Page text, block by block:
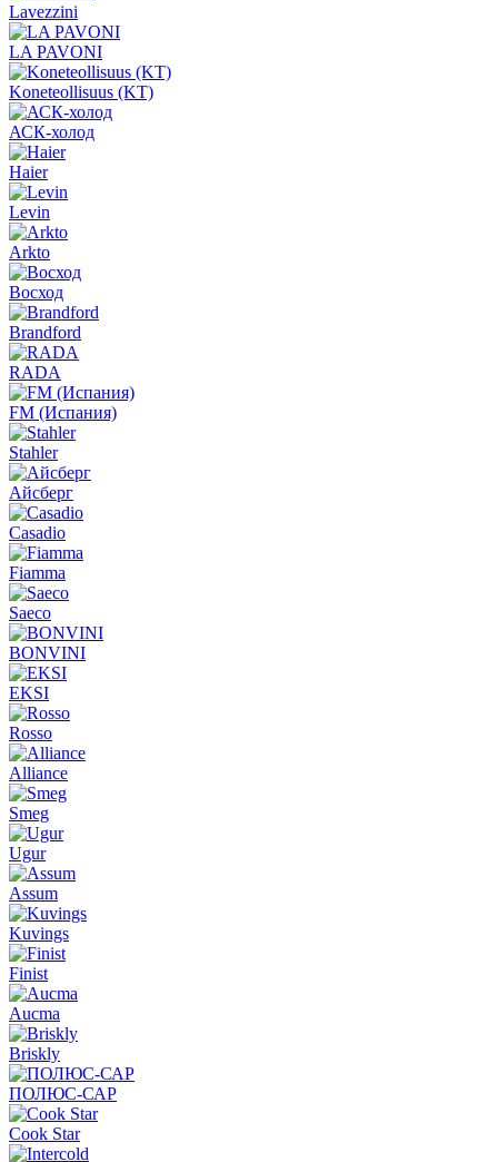
Lavezzini
LA PAVONI
Koneteollisuus (KT)
АСК-холод
Haier
Levin
Arkto
Восход
Brandford
RADA
FM (Испания)
Stahler
Айсберг
Casadio
Fiamma
Saeco
BONVINI
EKSI
Rosso
Alliance
Smeg
Ugur
Assum
Kuvings
Finist
Aucma
Briskly
ПОЛЮС-САР
Cook Star